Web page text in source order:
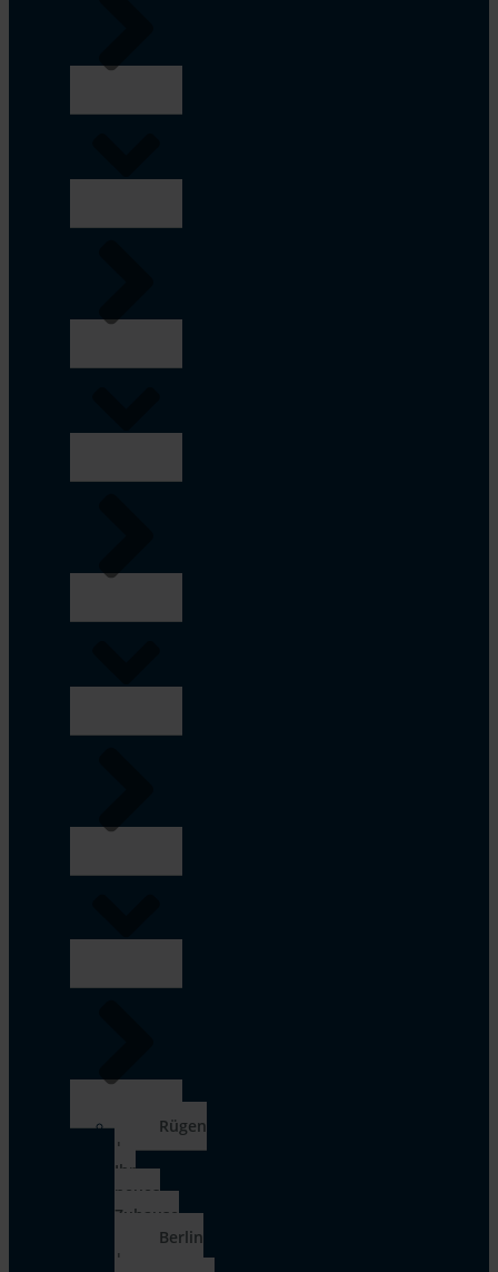
Rügen
|
Ihr
neues
Zuhause
Berlin
|